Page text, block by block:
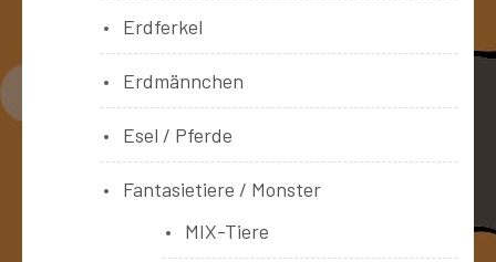
Erdferkel
Erdmännchen
Esel / Pferde
Fantasietiere / Monster
MIX-Tiere